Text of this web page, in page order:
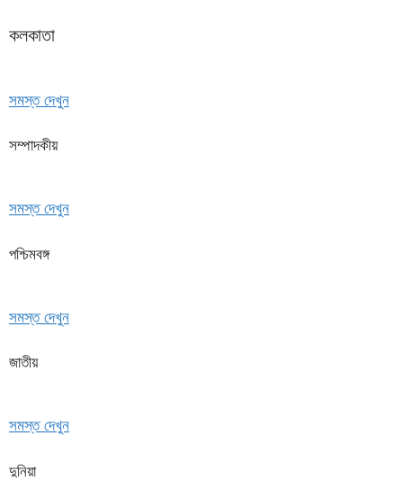
কলকাতা
সমস্ত দেখুন
সম্পাদকীয়
সমস্ত দেখুন
পশ্চিমবঙ্গ
সমস্ত দেখুন
জাতীয়
সমস্ত দেখুন
দুনিয়া